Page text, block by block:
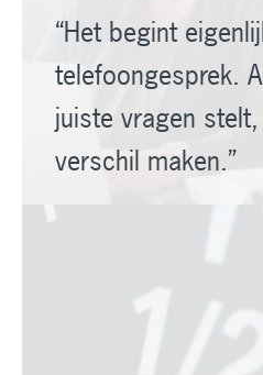
“Het begint
telefoongesprek.
juiste vragen
verschil maken.”